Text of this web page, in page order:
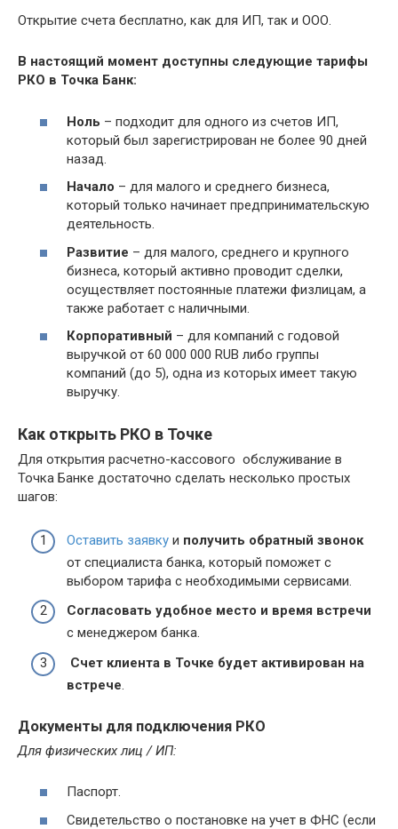
Открытие счета бесплатно, как для ИП, так и ООО.
В настоящий момент доступны следующие тарифы
РКО в Точка Банк:
Ноль – подходит для одного из счетов ИП,
который был зарегистрирован не более 90 дней
назад.
Начало – для малого и среднего бизнеса,
который только начинает предпринимательскую
деятельность.
Развитие – для малого, среднего и крупного
бизнеса, который активно проводит сделки,
осуществляет постоянные платежи физлицам, а
также работает с наличными.
Корпоративный – для компаний с годовой
выручкой от 60 000 000 RUB либо группы
компаний (до 5), одна из которых имеет такую
выручку.
Как открыть РКО в Точке
Для открытия расчетно-кассового обслуживание в
Точка Банке достаточно сделать несколько простых
шагов:
Оставить заявку и получить обратный звонок
от специалиста банка, который поможет с
выбором тарифа с необходимыми сервисами.
Согласовать удобное место и время встречи
с менеджером банка.
Счет клиента в Точке будет активирован на
встрече.
Документы для подключения РКО
Для физических лиц / ИП:
Паспорт.
Свидетельство о постановке на учет в ФНС (если